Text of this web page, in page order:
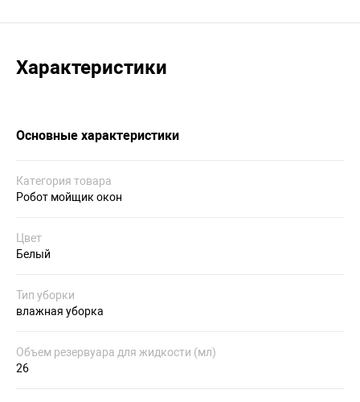
Характеристики
Основные характеристики
Категория товара
Робот мойщик окон
Цвет
Белый
Тип уборки
влажная уборка
Объем резервуара для жидкости (мл)
26